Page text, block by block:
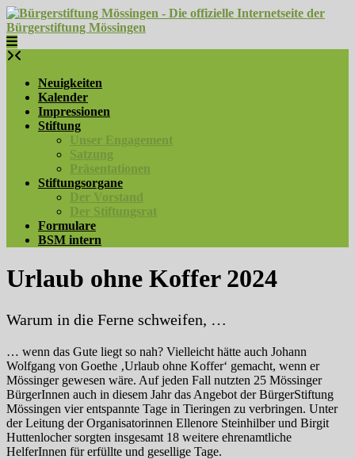
Skip
to
content
Neuigkeiten
Kalender
Impressionen
Stiftung
Unser Engagement
Satzung
Präsentationen
Stiftungsorgane
Der Vorstand
Der Stiftungsrat
Formulare
BSM intern
Urlaub ohne Koffer 2024
Warum in die Ferne schweifen, …
… wenn das Gute liegt so nah? Vielleicht hätte auch Johann
Wolfgang von Goethe ‚Urlaub ohne Koffer‘ gemacht, wenn er
Mössinger gewesen wäre. Auf jeden Fall nutzten 25 Mössinger
BürgerInnen auch in diesem Jahr das Angebot der BürgerStiftung
Mössingen vier entspannte Tage in Tieringen zu verbringen. Unter
der Leitung der Organisatorinnen Ellenore Steinhilber und Birgit
Huttenlocher sorgten insgesamt 18 weitere ehrenamtliche
HelferInnen für erfüllte und gesellige Tage.